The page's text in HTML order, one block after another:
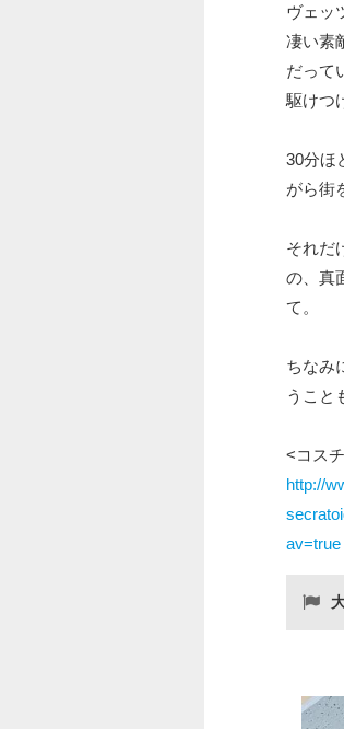
ヴェッ
凄い素
だって
駆けつ
30分ほ
がら街
それだ
の、真
て。
ちなみ
うこと
<コス
http://
av=true